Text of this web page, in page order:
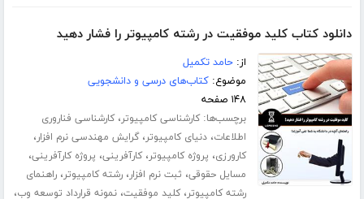
دانلود کتاب کلید موفقیت در رشته کامپیوتر را فشار دهید
از:حامد تکمیل
موضوع:کتاب‌های درسی و دانشجویی
۱۴۸ صفحه
برچسب‌ها:کارشناسی کامپیوتر،کارشناسی فناروری
اطلاعات،دنیای کامپیوتر،گرایش مهندسی نرم افزار،
کارورزی، پروژه کامپیوتر،کارآفرینی، پروژه کارآفرینی،
مسایل حقوقی، ثبت نرم افزار،رشته کامپیوتر،راهنمای
رشته کامپیوتر،کلید موفقیت،نمونه قرارداد توسعه وب،